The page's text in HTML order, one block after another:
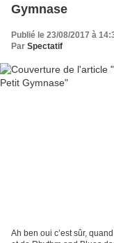
Gymnase
Publié le 23/08/2017 à
Par Spectatif
Ah ben oui c’est sûr,